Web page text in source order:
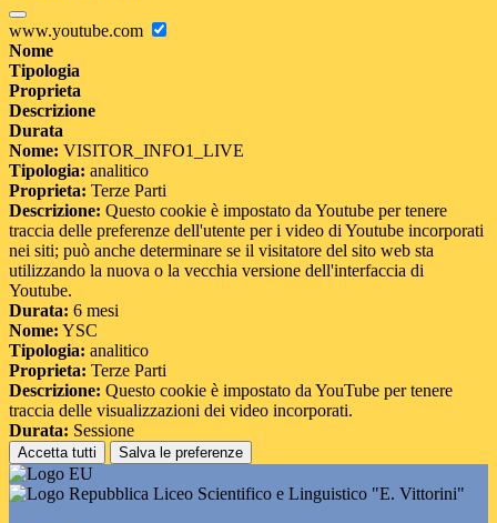
www.youtube.com
Nome
Tipologia
Proprieta
Descrizione
Durata
Nome: VISITOR_INFO1_LIVE
Tipologia: analitico
Proprieta: Terze Parti
Descrizione: Questo cookie è impostato da Youtube per tenere
traccia delle preferenze dell'utente per i video di Youtube incorporati
nei siti; può anche determinare se il visitatore del sito web sta
utilizzando la nuova o la vecchia versione dell'interfaccia di
Youtube.
Durata: 6 mesi
Nome: YSC
Tipologia: analitico
Proprieta: Terze Parti
Descrizione: Questo cookie è impostato da YouTube per tenere
traccia delle visualizzazioni dei video incorporati.
Durata: Sessione
Accetta tutti Salva le preferenze
Liceo Scientifico e Linguistico "E. Vittorini"